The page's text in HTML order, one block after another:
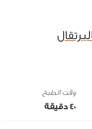
وقت الطبخ
40 ‎دقيقة